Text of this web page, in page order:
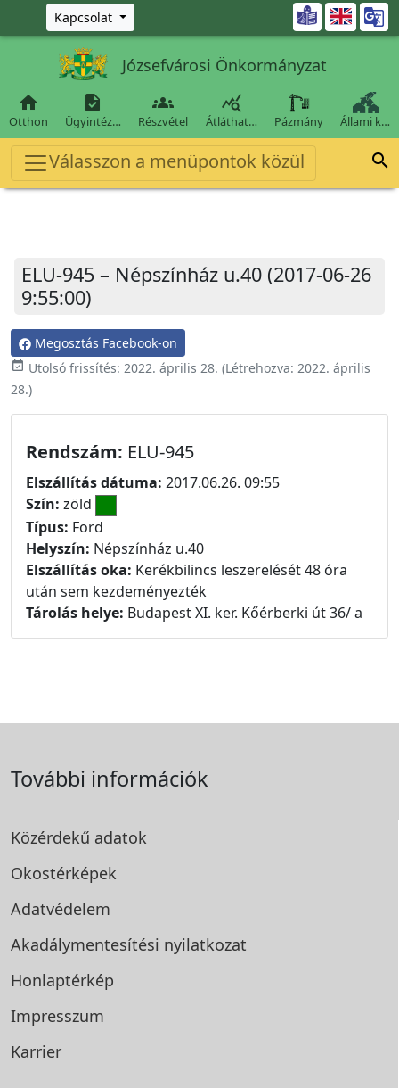
Ugrás a fő tartalomra
Kapcsolat 
Józsefvárosi Önkormányzat

Otthon

Ügyintéz…

Részvétel

Átláthat… Pázmány Állami k…
Válasszon a menüpontok közül 
ELU-945 – Népszínház u.40 (2017-06-26
9:55:00)
Megosztás Facebook-on
event_available Utolsó frissítés: 2022. április 28. (Létrehozva: 2022. április
28.)
Rendszám: ELU-945
Elszállítás dátuma: 2017.06.26. 09:55
Szín: zöld
Típus: Ford
Helyszín: Népszínház u.40
Elszállítás oka: Kerékbilincs leszerelését 48 óra
után sem kezdeményezték
Tárolás helye: Budapest XI. ker. Kőérberki út 36/ a
További információk
Közérdekű adatok
Okostérképek
Adatvédelem
Akadálymentesítési nyilatkozat
Honlaptérkép
Impresszum
Karrier